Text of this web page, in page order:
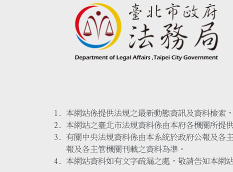
本網站係提供法規之最新動態資訊及資料檢索
本網站之臺北市法規資料係由本府各機關所提
有關中央法規資料係由本系統於政府公報及各
報及各主管機關刊載之資料為準。
本網站資料如有文字疏漏之處，敬請告知本網